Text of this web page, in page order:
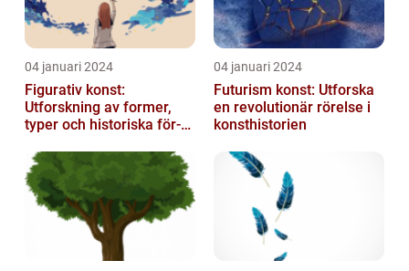
04 januari 2024
Figurativ konst:
Utforskning av former,
typer och historiska för-
04 januari 2024
Futurism konst: Utforska
en revolutionär rörelse i
konsthistorien